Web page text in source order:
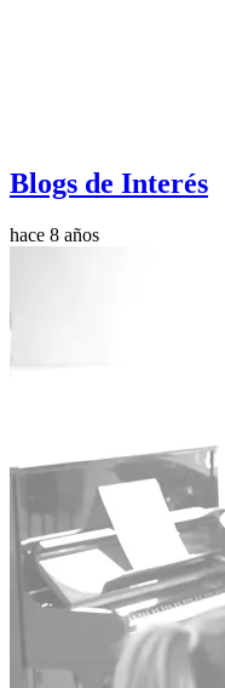
Blogs de Interés
hace 8 años